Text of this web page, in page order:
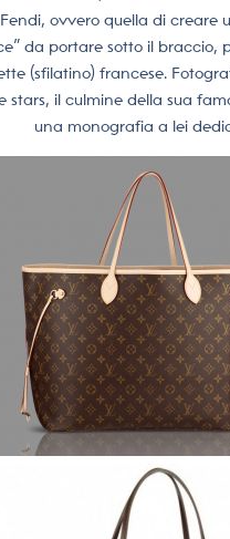
ovvero quella di creare
da portare sotto il braccio,
(sfilatino) francese.
stars, il culmine della sua
una monografia a lei